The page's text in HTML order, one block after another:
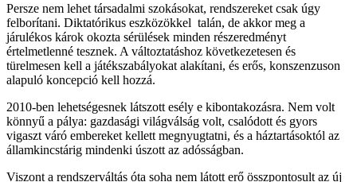
Persze nem lehet társadalmi szokásokat, rendszereket csak úgy
felborítani. Diktatórikus eszközökkel talán, de akkor meg a
járulékos károk okozta sérülések minden részeredményt
értelmetlenné tesznek. A változtatáshoz következetesen és
türelmesen kell a játékszabályokat alakítani, és erős, konszenzuson
alapuló koncepció kell hozzá.
2010-ben lehetségesnek látszott esély e kibontakozásra. Nem volt
könnyű a pálya: gazdasági világválság volt, csalódott és gyors
vigaszt váró embereket kellett megnyugtatni, és a háztartásoktól az
államkincstárig mindenki úszott az adósságban.
Viszont a rendszerváltás óta soha nem látott erő összpontosult az új